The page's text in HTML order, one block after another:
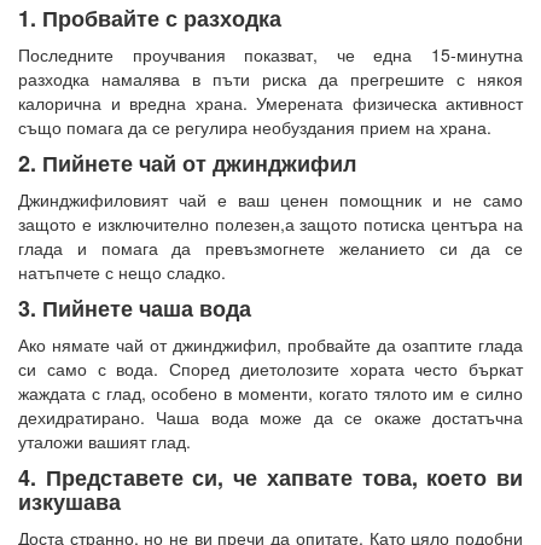
1. Пробвайте с разходка
Последните проучвания показват, че една 15-минутна
разходка намалява в пъти риска да прегрешите с някоя
калорична и вредна храна. Умерената физическа активност
също помага да се регулира необуздания прием на храна.
2. Пийнете чай от джинджифил
Джинджифиловият чай е ваш ценен помощник и не само
защото е изключително полезен,а защото потиска центъра на
глада и помага да превъзмогнете желанието си да се
натъпчете с нещо сладко.
3. Пийнете чаша вода
Ако нямате чай от джинджифил, пробвайте да озаптите глада
си само с вода. Според диетолозите хората често бъркат
жаждата с глад, особено в моменти, когато тялото им е силно
дехидратирано. Чаша вода може да се окаже достатъчна
уталожи вашият глад.
4. Представете си, че хапвате това, което ви
изкушава
Доста странно, но не ви пречи да опитате. Като цяло подобни